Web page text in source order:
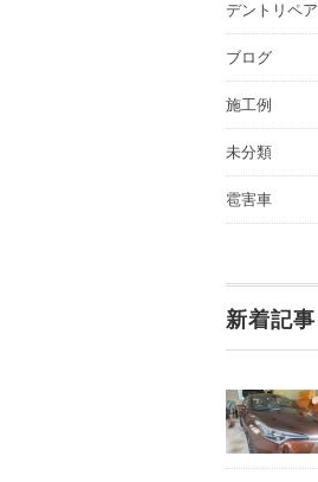
デントリペア
ブログ
施工例
未分類
雹害車
新着記事